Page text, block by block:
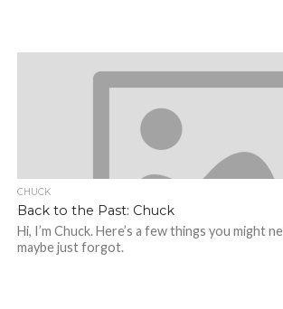
CHUCK
Back to the Past: Chuck
Hi, I’m Chuck. Here’s a few things you might
maybe just forgot.